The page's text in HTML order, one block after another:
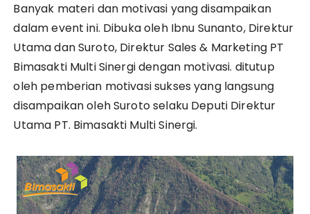
Banyak materi dan motivasi yang disampaikan
dalam event ini. Dibuka oleh Ibnu Sunanto, Direktur
Utama dan Suroto, Direktur Sales & Marketing PT
Bimasakti Multi Sinergi dengan motivasi. ditutup
oleh pemberian motivasi sukses yang langsung
disampaikan oleh Suroto selaku Deputi Direktur
Utama PT. Bimasakti Multi Sinergi.